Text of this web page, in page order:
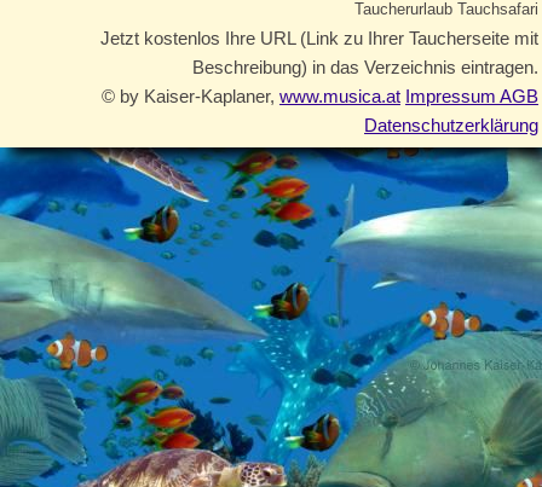
Taucherurlaub Tauchsafari
Jetzt kostenlos Ihre URL (Link zu Ihrer Taucherseite mit
Beschreibung) in das Verzeichnis eintragen.
© by Kaiser-Kaplaner, www.musica.at Impressum AGB
Datenschutzerklärung